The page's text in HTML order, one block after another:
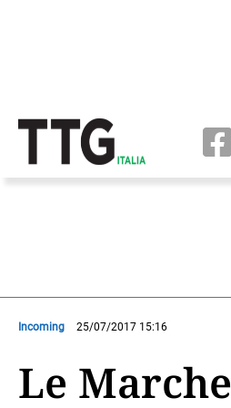
Incoming 25/07/2017 15:16
Le Marche